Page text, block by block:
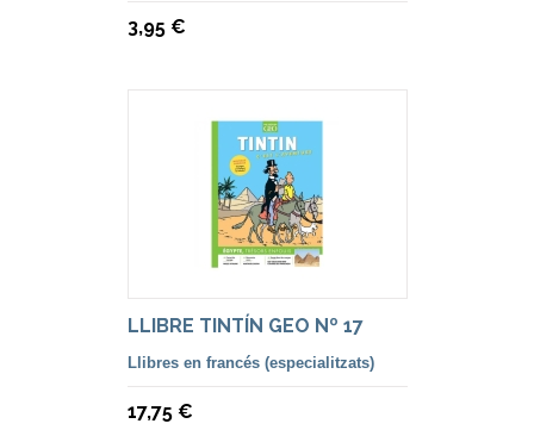
3,95 €
LLIBRE TINTÍN GEO Nº 17
Llibres en francés (especialitzats)
17,75 €